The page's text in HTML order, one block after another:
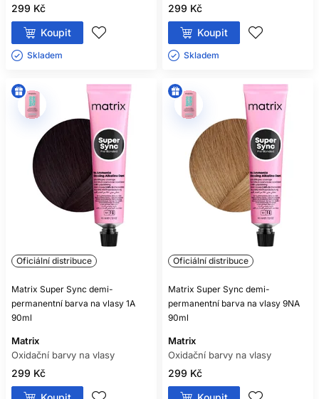
299 Kč
Koupit
Skladem ㅤ
299 Kč
Koupit
Skladem ㅤ
Oficiální distribuce
Matrix Super Sync demi-
permanentní barva na vlasy 1A
90ml
Matrix
Oxidační barvy na vlasy
299 Kč
Oficiální distribuce
Matrix Super Sync demi-
permanentní barva na vlasy 9NA
90ml
Matrix
Oxidační barvy na vlasy
299 Kč